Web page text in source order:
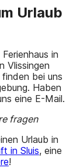
Urlaub
in
Vlissingen
bei uns
Haben
eine E-Mail.
fragen
Urlaub in
in Sluis, eine
!